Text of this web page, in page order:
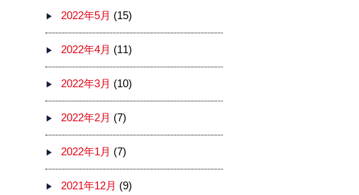
2022年5月 (15)
2022年4月 (11)
2022年3月 (10)
2022年2月 (7)
2022年1月 (7)
2021年12月 (9)